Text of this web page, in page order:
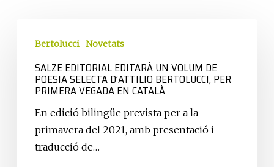
Editorial
editarà
volum
poesia
selecta
Bertolucci Novetats
SALZE EDITORIAL EDITARÀ UN VOLUM DE
POESIA SELECTA D’ATTILIO BERTOLUCCI, PER
PRIMERA VEGADA EN CATALÀ
En edició bilingüe prevista per a la
primavera del 2021, amb presentació i
traducció de…